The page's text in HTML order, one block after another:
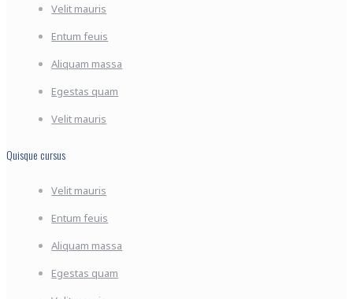
Velit mauris
Entum feuis
Aliquam massa
Egestas quam
Velit mauris
Quisque cursus
Velit mauris
Entum feuis
Aliquam massa
Egestas quam